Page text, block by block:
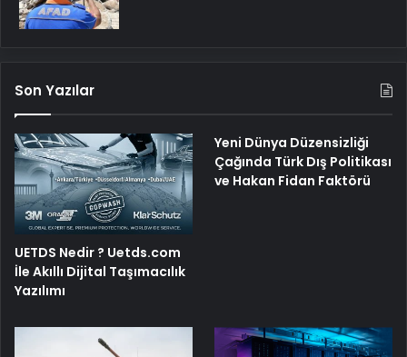
Son Yazılar
UETDS Nedir ? Uetds.com
İle Akıllı Dijital Taşımacılık
Yazılımı
Yeni Dünya Düzensizliği
Çağında Türk Dış Politikası
ve Hakan Fidan Faktörü